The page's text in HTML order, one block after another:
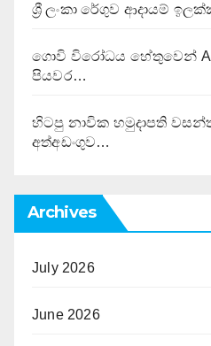
ශ්‍රී ලංකා රේගුව ආදායම්
ගොවි විරෝධය හේතුවෙන් A9
පියවර…
හිටපු නාවික හමුදාපති
අත්අඩංගුව…
Archives
July 2026
June 2026